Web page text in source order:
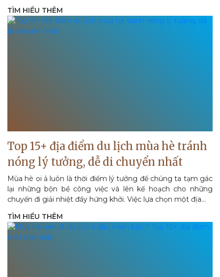
TÌM HIỂU THÊM
Top 15+ địa điểm du lịch mùa hè tránh
nóng lý tưởng, dễ di chuyển nhất
Mùa hè oi ả luôn là thời điểm lý tưởng để chúng ta tạm gác
lại những bộn bề công việc và lên kế hoạch cho những
chuyến đi giải nhiệt đầy hứng khởi. Việc lựa chọn một địa...
TÌM HIỂU THÊM